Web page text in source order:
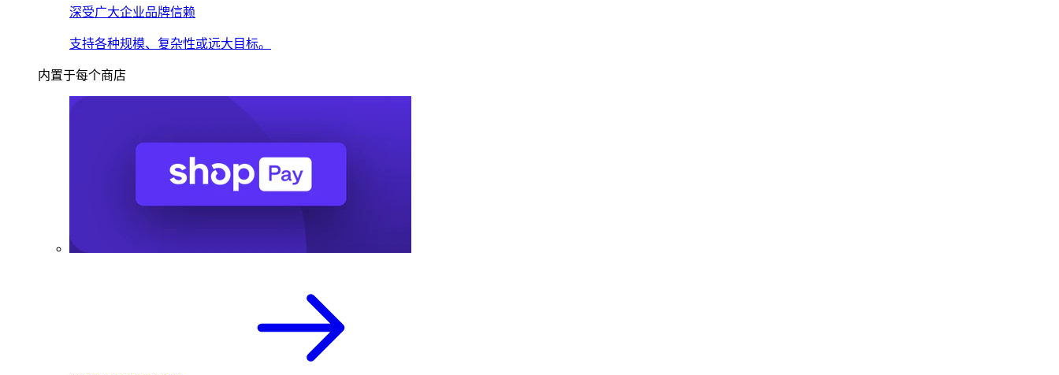
深受广大企业品牌信赖
支持各种规模、复杂性或远大目标。
内置于每个商店